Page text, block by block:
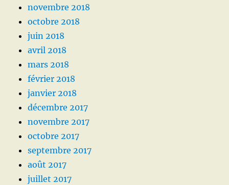
novembre 2018
octobre 2018
juin 2018
avril 2018
mars 2018
février 2018
janvier 2018
décembre 2017
novembre 2017
octobre 2017
septembre 2017
août 2017
juillet 2017